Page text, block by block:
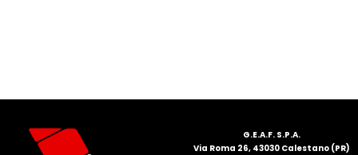
FRANÇAIS
G.E.A.F. S.P.A.
Via Roma 26, 43030 Calestano (PR)